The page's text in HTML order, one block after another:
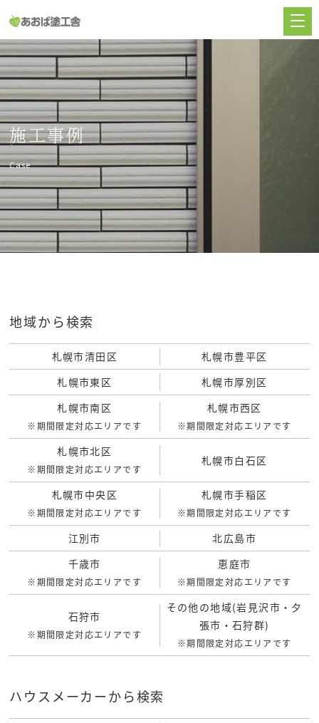
施工事例
Case
地域から検索
札幌市清田区
札幌市豊平区
札幌市東区
札幌市厚別区
札幌市南区
※期間限定対応エリアです
札幌市西区
※期間限定対応エリアです
札幌市北区
※期間限定対応エリアです
札幌市白石区
札幌市中央区
※期間限定対応エリアです
札幌市手稲区
※期間限定対応エリアです
江別市
北広島市
千歳市
※期間限定対応エリアです
恵庭市
※期間限定対応エリアです
石狩市
※期間限定対応エリアです
その他の地域(岩見沢市・夕
張市・石狩群)
※期間限定対応エリアです
ハウスメーカーから検索